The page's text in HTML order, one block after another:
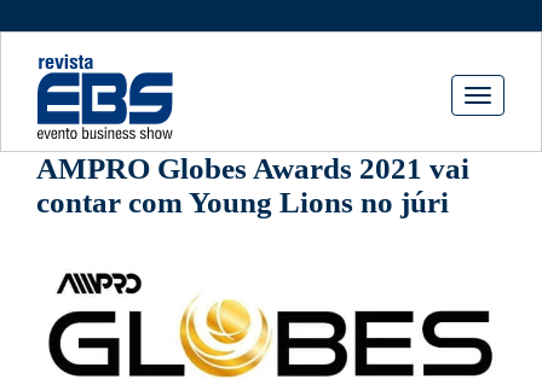
Toggle
AMPRO Globes Awards 2021 vai
contar com Young Lions no júri